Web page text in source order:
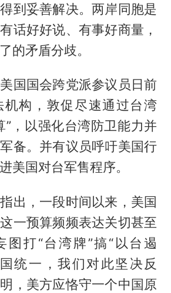
到妥善解决。两岸同胞是
话好好说、有事好商量，
的矛盾分歧。
国国会跨党派参议员日前
机构，敦促尽速通过台湾
”，以强化台湾防卫能力并
备。并有议员呼吁美国行
美国对台军售程序。
出，一段时间以来，美国
一预算频频表达关切甚至
图打“台湾牌”搞“以台遏
统一，我们对此坚决反
，美方应恪守一个中国原